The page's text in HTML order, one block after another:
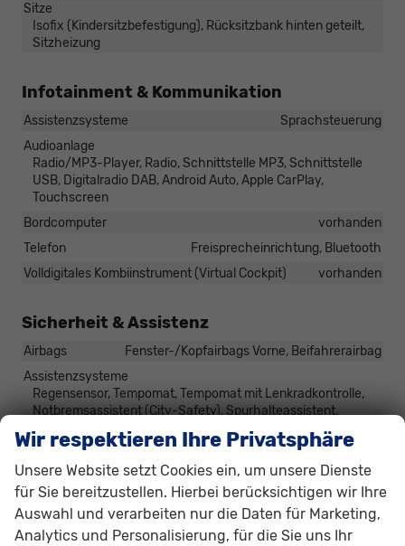
Sitze
Isofix (Kindersitzbefestigung), Rücksitzbank hinten geteilt,
Sitzheizung
Infotainment & Kommunikation
Assistenzsysteme
Sprachsteuerung
Audioanlage
Radio/MP3-Player, Radio, Schnittstelle MP3, Schnittstelle
USB, Digitalradio DAB, Android Auto, Apple CarPlay,
Touchscreen
Bordcomputer
vorhanden
Telefon
Freisprecheinrichtung, Bluetooth
Volldigitales Kombiinstrument (Virtual Cockpit)
vorhanden
Sicherheit & Assistenz
Airbags
Fenster-/Kopfairbags Vorne, Beifahrerairbag
Assistenzsysteme
Regensensor, Tempomat, Tempomat mit Lenkradkontrolle,
Notbremsassistent (City-Safety), Spurhalteassistent,
Verkehrzeichenerkennung, Müdigkeitserkennungs-Sensor,
Notrufsystem
Einparkhilfe
Park Distance Control vorne, Park Distance Control hinten
Innenspiegel automatisch abblendend
vorhanden
Lenkung
Servolenkung
Wir respektieren Ihre Privatsphäre
Unsere Website setzt Cookies ein, um unsere Dienste
für Sie bereitzustellen. Hierbei berücksichtigen wir Ihre
Auswahl und verarbeiten nur die Daten für Marketing,
Analytics und Personalisierung, für die Sie uns Ihr